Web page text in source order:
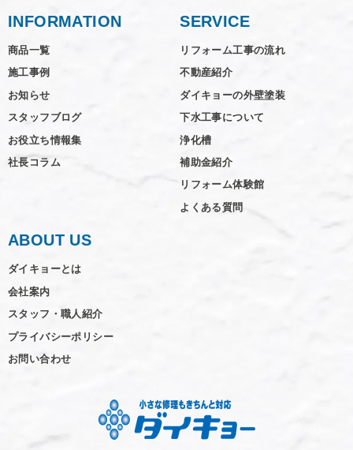
INFORMATION
商品一覧
施工事例
お知らせ
スタッフブログ
お役立ち情報集
社長コラム
SERVICE
リフォーム工事の流れ
不動産紹介
ダイキョーの外壁塗装
下水工事について
浄化槽
補助金紹介
リフォーム体験館
よくある質問
ABOUT US
ダイキョーとは
会社案内
スタッフ・職人紹介
プライバシーポリシー
お問い合わせ